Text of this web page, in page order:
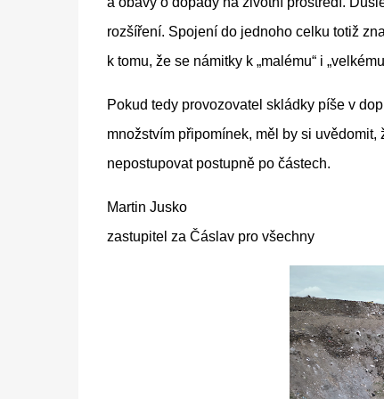
rozšíření. Spojení do jednoho celku totiž
k tomu, že se námitky k „malému“ i
Pokud tedy provozovatel skládky píše v
množstvím připomínek, měl by si
nepostupovat postupně po částech.
Martin Jusko
zastupitel za Čáslav pro všechny